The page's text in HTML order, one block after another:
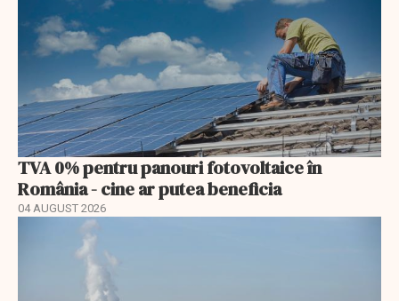
TVA 0% pentru panouri fotovoltaice în
România - cine ar putea beneficia
04 AUGUST 2026